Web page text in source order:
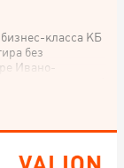
класса КБ
без
Ивано-
владельцем
Звоните!